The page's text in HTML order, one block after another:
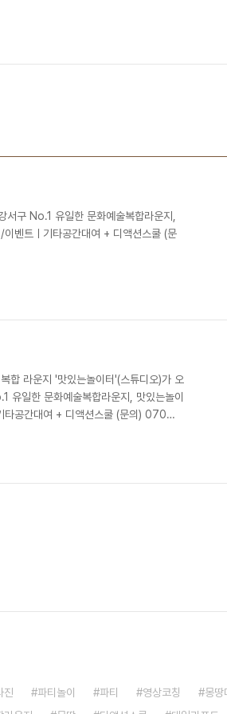
구 No.1 유일한 문화예술복합라운지,
벤트ㅣ기타공간대여 + 디액션스쿨 (문
합 라운지 '맛있는놀이터'(스튜디오)가 오
유일한 문화예술복합라운지, 맛있는놀이
타공간대여 + 디액션스쿨 (문의) 070
진 파티놀이 파티 영상코칭 몽땅